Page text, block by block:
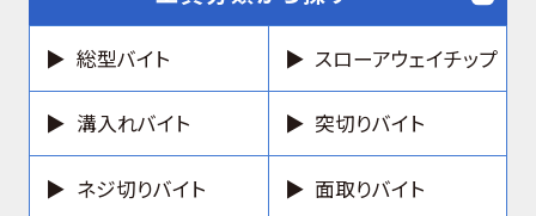
総型バイト スローアウェイチップ
溝入れバイト 突切りバイト
ネジ切りバイト 面取りバイト